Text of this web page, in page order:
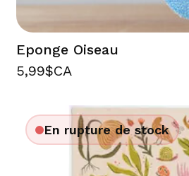
Eponge Oiseau
5,99$CA
En rupture de stock